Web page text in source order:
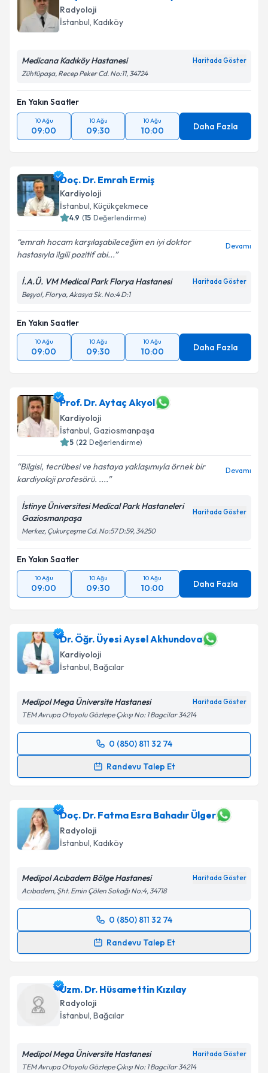
E-posta Adresiniz
Kişisel verilerimin işlenmesine ilişkin
Metni'ni okudum ve kişisel verilerimin belirtilen
kapsamda işlenmesini kabul ediyorum.
Takvim Talebini Gönder
Radyoloji
İstanbul, Kadıköy
Medicana Kadıköy Hastanesi Haritada Göster
Zühtüpaşa, Recep Peker Cd. No:11, 34724
En Yakın Saatler
10 Ağu
09:00
10 Ağu
09:30
10 Ağu
10:00 Daha Fazla
Doç. Dr. Emrah Ermiş
Kardiyoloji
İstanbul, Küçükçekmece
4.9 (15 Değerlendirme)
emrah hocam karşılaşabileceğim en iyi doktor
hastasıyla ilgili pozitif abi...
Devamı
İ.A.Ü. VM Medical Park Florya Hastanesi Haritada Göster
Beşyol, Florya, Akasya Sk. No:4 D:1
En Yakın Saatler
10 Ağu
09:00
10 Ağu
09:30
10 Ağu
10:00 Daha Fazla
Prof. Dr. Aytaç Akyol
Kardiyoloji
İstanbul, Gaziosmanpaşa
5 (22 Değerlendirme)
Bilgisi, tecrübesi ve hastaya yaklaşımıyla örnek bir
kardiyoloji profesörü. ....
Devamı
İstinye Üniversitesi Medical Park Hastaneleri
Gaziosmanpaşa
Haritada Göster
Merkez, Çukurçeşme Cd. No:57 D:59, 34250
En Yakın Saatler
10 Ağu
09:00
10 Ağu
09:30
10 Ağu
10:00 Daha Fazla
Dr. Öğr. Üyesi Aysel Akhundova
Kardiyoloji
İstanbul, Bağcılar
Medipol Mega Üniversite Hastanesi Haritada Göster
TEM Avrupa Otoyolu Göztepe Çıkışı No: 1 Bagcilar 34214
0 (850) 811 32 74
Randevu Talep Et
Randevu Takvimi Talebi
için bir takvim hazırlandığında e-posta ile
bilgilendireceğiz.
E-posta Adresiniz
Kişisel verilerimin işlenmesine ilişkinAydınlatma
'ni okudum ve kişisel verilerimin belirtilen
kapsamda işlenmesini kabul ediyorum.
Doç. Dr. Fatma Esra Bahadır Ülger
Radyoloji
İstanbul, Kadıköy
Medipol Acıbadem Bölge Hastanesi Haritada Göster
Acıbadem, Şht. Emin Çölen Sokağı No:4, 34718
0 (850) 811 32 74
Randevu Talep Et
Randevu Takvimi Talebi
almanız için bir takvim hazırlandığında e-posta ile
bilgilendireceğiz.
Uzm. Dr. Hüsamettin Kızılay
Radyoloji
İstanbul, Bağcılar
Medipol Mega Üniversite Hastanesi Haritada Göster
TEM Avrupa Otoyolu Göztepe Çıkışı No: 1 Bagcilar 34214